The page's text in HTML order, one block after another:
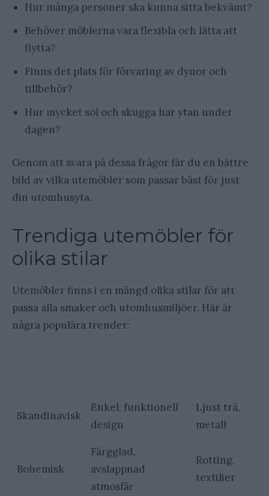
Hur många personer ska kunna sitta bekvämt?
Behöver möblerna vara flexibla och lätta att
flytta?
Finns det plats för förvaring av dynor och
tillbehör?
Hur mycket sol och skugga har ytan under
dagen?
Genom att svara på dessa frågor får du en bättre
bild av vilka utemöbler som passar bäst för just
din utomhusyta.
Trendiga utemöbler för
olika stilar
Utemöbler finns i en mängd olika stilar för att
passa alla smaker och utomhusmiljöer. Här är
några populära trender:
Skandinavisk
Enkel, funktionell
design
Ljust trä,
metall
Bohemisk
Färgglad,
avslappnad
atmosfär
Rotting,
textilier